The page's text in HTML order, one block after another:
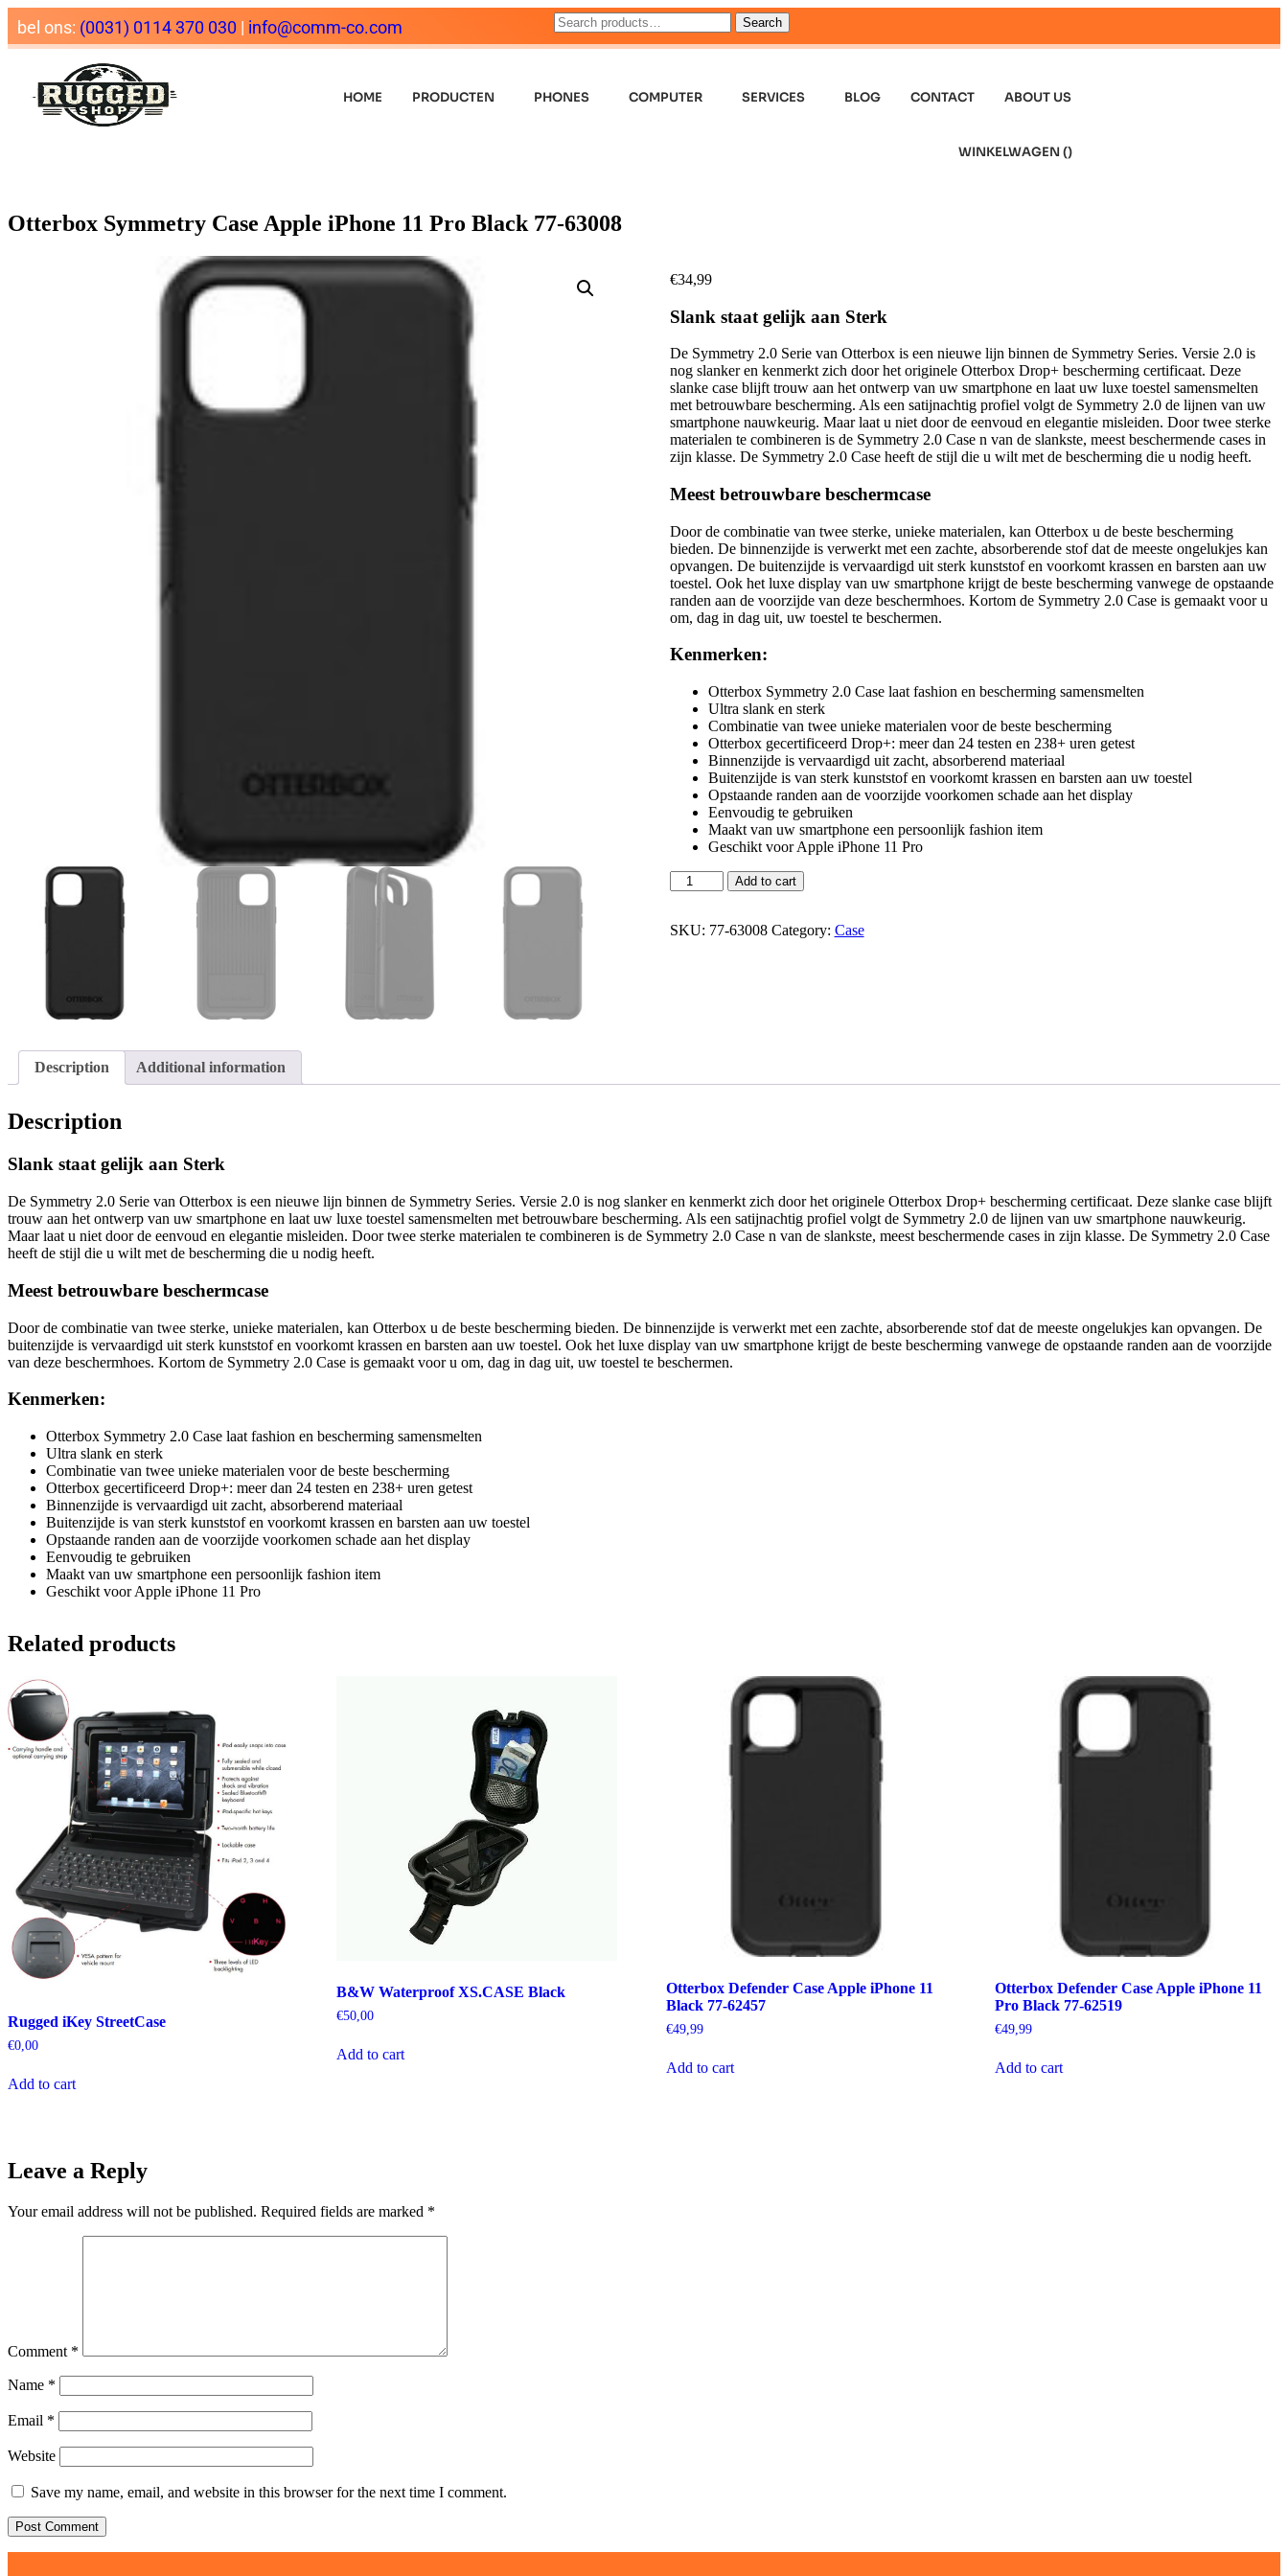
bel ons: (0031) 0114 370 030 | info@comm-co.com Search
HOME PRODUCTEN PHONES COMPUTER SERVICES BLOG CONTACT ABOUT US
WINKELWAGEN ()
Otterbox Symmetry Case Apple iPhone 11 Pro Black 77-63008
€34,99
Slank staat gelijk aan Sterk
De Symmetry 2.0 Serie van Otterbox is een nieuwe lijn binnen de Symmetry Series. Versie 2.0 is
nog slanker en kenmerkt zich door het originele Otterbox Drop+ bescherming certificaat. Deze
slanke case blijft trouw aan het ontwerp van uw smartphone en laat uw luxe toestel samensmelten
met betrouwbare bescherming. Als een satijnachtig profiel volgt de Symmetry 2.0 de lijnen van uw
smartphone nauwkeurig. Maar laat u niet door de eenvoud en elegantie misleiden. Door twee sterke
materialen te combineren is de Symmetry 2.0 Case n van de slankste, meest beschermende cases in
zijn klasse. De Symmetry 2.0 Case heeft de stijl die u wilt met de bescherming die u nodig heeft.
Meest betrouwbare beschermcase
Door de combinatie van twee sterke, unieke materialen, kan Otterbox u de beste bescherming
bieden. De binnenzijde is verwerkt met een zachte, absorberende stof dat de meeste ongelukjes kan
opvangen. De buitenzijde is vervaardigd uit sterk kunststof en voorkomt krassen en barsten aan uw
toestel. Ook het luxe display van uw smartphone krijgt de beste bescherming vanwege de opstaande
randen aan de voorzijde van deze beschermhoes. Kortom de Symmetry 2.0 Case is gemaakt voor u
om, dag in dag uit, uw toestel te beschermen.
Kenmerken:
Otterbox Symmetry 2.0 Case laat fashion en bescherming samensmelten
Ultra slank en sterk
Combinatie van twee unieke materialen voor de beste bescherming
Otterbox gecertificeerd Drop+: meer dan 24 testen en 238+ uren getest
Binnenzijde is vervaardigd uit zacht, absorberend materiaal
Buitenzijde is van sterk kunststof en voorkomt krassen en barsten aan uw toestel
Opstaande randen aan de voorzijde voorkomen schade aan het display
Eenvoudig te gebruiken
Maakt van uw smartphone een persoonlijk fashion item
Geschikt voor Apple iPhone 11 Pro
Add to cart
SKU: 77-63008 Category: Case
Description Additional information
Description
Slank staat gelijk aan Sterk
De Symmetry 2.0 Serie van Otterbox is een nieuwe lijn binnen de Symmetry Series. Versie 2.0 is nog slanker en kenmerkt zich door het originele Otterbox Drop+ bescherming certificaat. Deze slanke case blijft
trouw aan het ontwerp van uw smartphone en laat uw luxe toestel samensmelten met betrouwbare bescherming. Als een satijnachtig profiel volgt de Symmetry 2.0 de lijnen van uw smartphone nauwkeurig.
Maar laat u niet door de eenvoud en elegantie misleiden. Door twee sterke materialen te combineren is de Symmetry 2.0 Case n van de slankste, meest beschermende cases in zijn klasse. De Symmetry 2.0 Case
heeft de stijl die u wilt met de bescherming die u nodig heeft.
Meest betrouwbare beschermcase
Door de combinatie van twee sterke, unieke materialen, kan Otterbox u de beste bescherming bieden. De binnenzijde is verwerkt met een zachte, absorberende stof dat de meeste ongelukjes kan opvangen. De
buitenzijde is vervaardigd uit sterk kunststof en voorkomt krassen en barsten aan uw toestel. Ook het luxe display van uw smartphone krijgt de beste bescherming vanwege de opstaande randen aan de voorzijde
van deze beschermhoes. Kortom de Symmetry 2.0 Case is gemaakt voor u om, dag in dag uit, uw toestel te beschermen.
Kenmerken:
Otterbox Symmetry 2.0 Case laat fashion en bescherming samensmelten
Ultra slank en sterk
Combinatie van twee unieke materialen voor de beste bescherming
Otterbox gecertificeerd Drop+: meer dan 24 testen en 238+ uren getest
Binnenzijde is vervaardigd uit zacht, absorberend materiaal
Buitenzijde is van sterk kunststof en voorkomt krassen en barsten aan uw toestel
Opstaande randen aan de voorzijde voorkomen schade aan het display
Eenvoudig te gebruiken
Maakt van uw smartphone een persoonlijk fashion item
Geschikt voor Apple iPhone 11 Pro
Related products
Rugged iKey StreetCase
€0,00
Add to cart
B&W Waterproof XS.CASE Black
€50,00
Add to cart
Otterbox Defender Case Apple iPhone 11
Black 77-62457
€49,99
Add to cart
Otterbox Defender Case Apple iPhone 11
Pro Black 77-62519
€49,99
Add to cart
Leave a Reply
Your email address will not be published. Required fields are marked *
Comment *
Name *
Email *
Website
Save my name, email, and website in this browser for the next time I comment.